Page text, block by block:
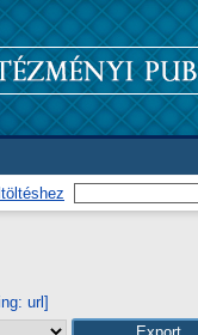
url]